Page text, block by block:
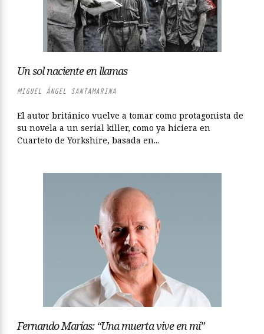
Un sol naciente en llamas
MIGUEL ÁNGEL SANTAMARINA
El autor británico vuelve a tomar como protagonista de
su novela a un serial killer, como ya hiciera en
Cuarteto de Yorkshire, basada en...
Fernando Marías: “Una muerta vive en mí”